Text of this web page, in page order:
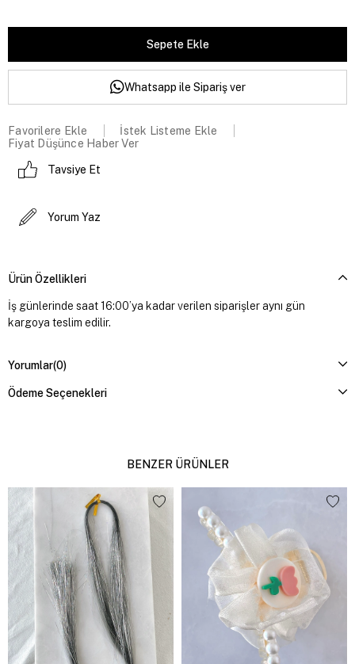
Whatsapp ile Sipariş ver
Favorilere Ekle
İstek Listeme Ekle
Fiyat Düşünce Haber Ver
Tavsiye Et
Yorum Yaz
Ürün Özellikleri
İş günlerinde saat 16:00’ya kadar verilen siparişler aynı gün
kargoya teslim edilir.
Yorumlar(0)
Ödeme Seçenekleri
BENZER ÜRÜNLER